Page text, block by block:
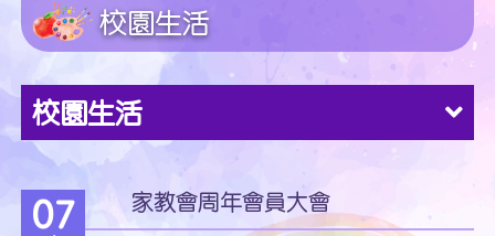
校園生活
校園生活
07 家教會周年會員大會